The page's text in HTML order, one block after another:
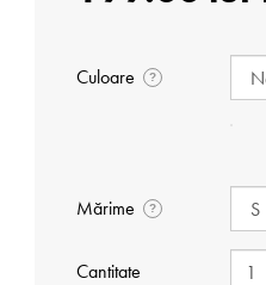
Culoare ?
Mărime ?
Cantitate